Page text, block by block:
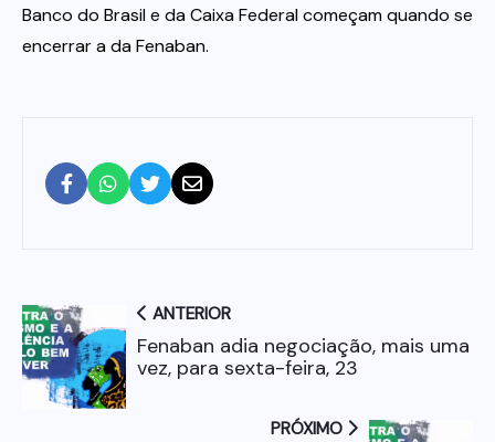
Banco do Brasil e da Caixa Federal começam quando se
encerrar a da Fenaban.
ANTERIOR
Fenaban adia negociação, mais uma
vez, para sexta-feira, 23
PRÓXIMO